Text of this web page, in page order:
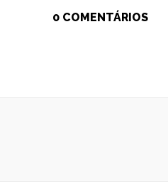
0 COMENTÁRIOS